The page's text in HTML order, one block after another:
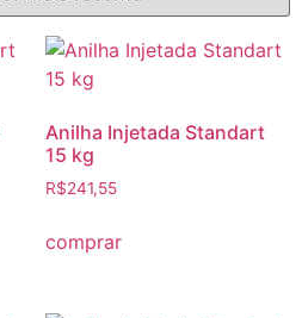
Anilha Injetada Standart
15 kg
R$241,55
comprar